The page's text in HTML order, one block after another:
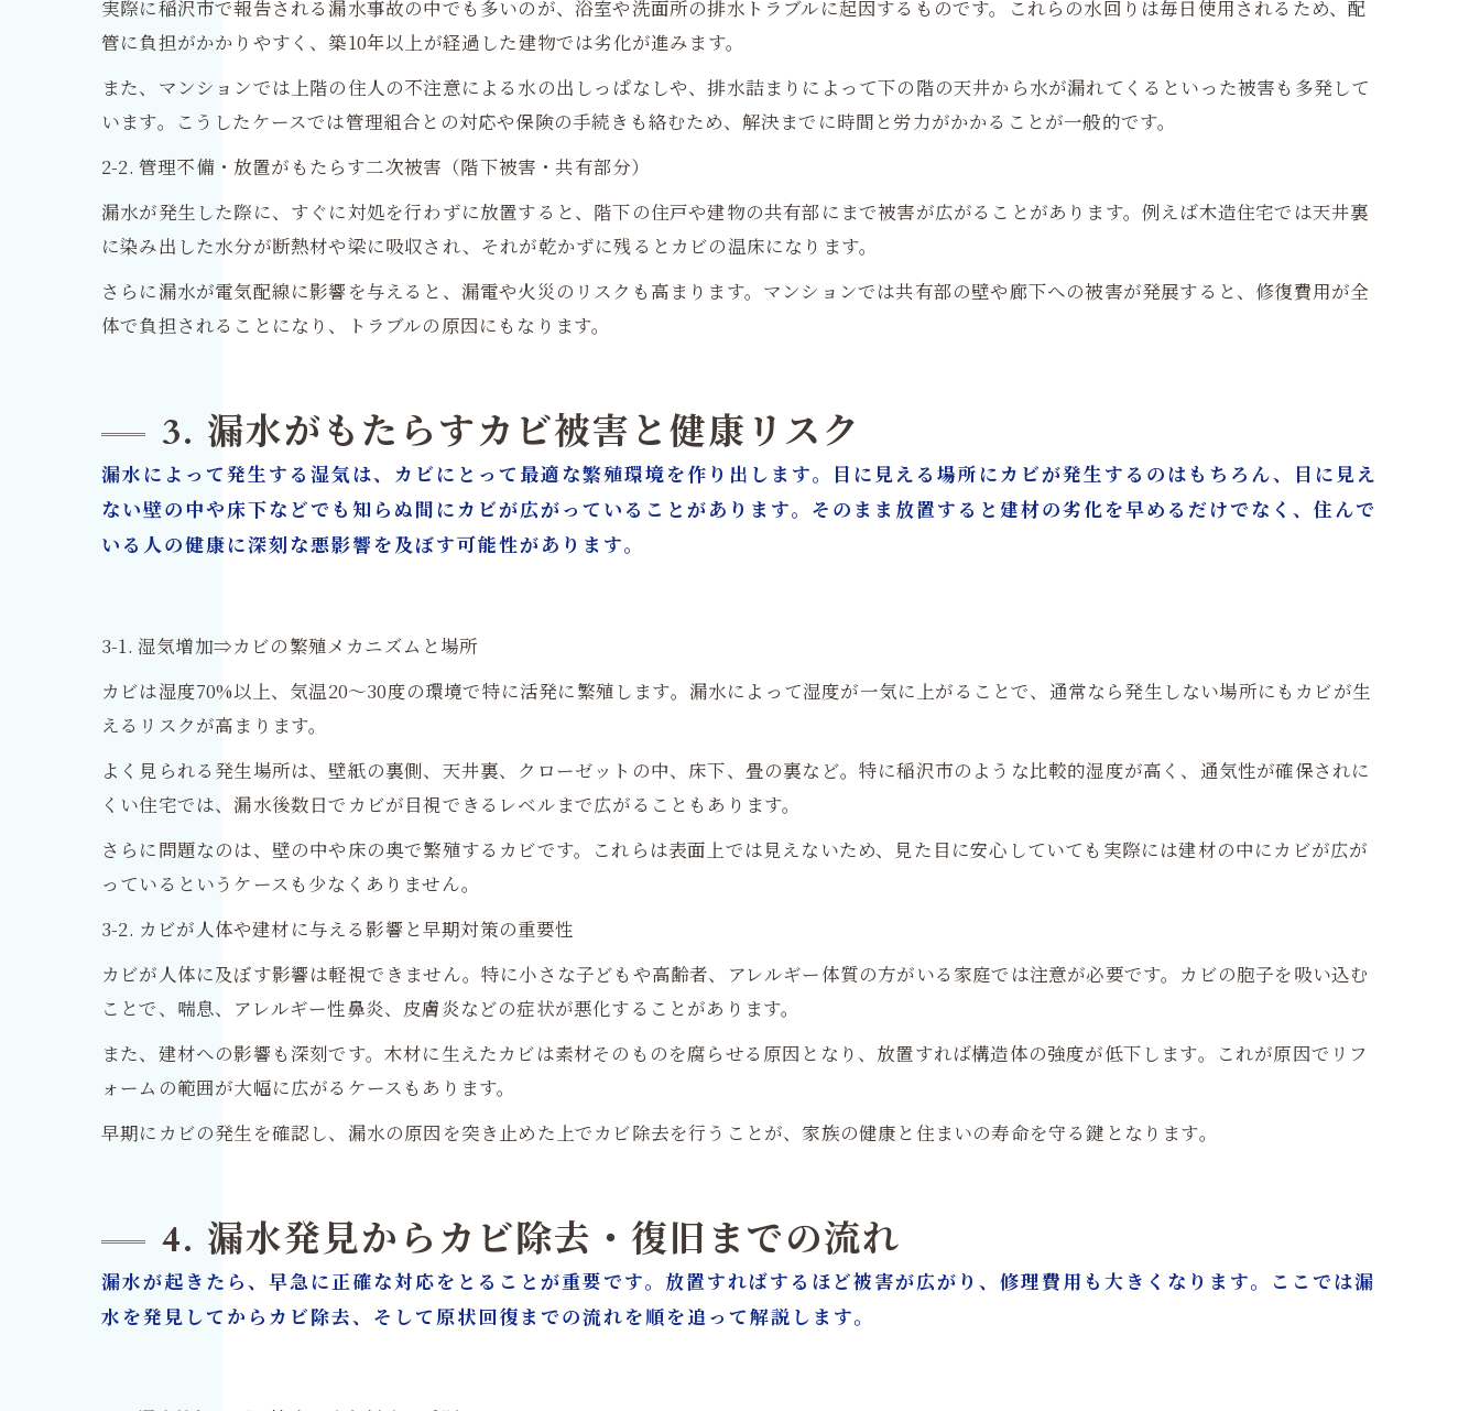
実際に稲沢市で報告される漏水事故の中でも多いのが、浴室や洗面所の排水トラブルに起因するものです。これらの水回りは毎日使用されるため、配
管に負担がかかりやすく、築10年以上が経過した建物では劣化が進みます。
また、マンションでは上階の住人の不注意による水の出しっぱなしや、排水詰まりによって下の階の天井から水が漏れてくるといった被害も多発して
います。こうしたケースでは管理組合との対応や保険の手続きも絡むため、解決までに時間と労力がかかることが一般的です。
2-2. 管理不備・放置がもたらす二次被害（階下被害・共有部分）
漏水が発生した際に、すぐに対処を行わずに放置すると、階下の住戸や建物の共有部にまで被害が広がることがあります。例えば木造住宅では天井裏
に染み出した水分が断熱材や梁に吸収され、それが乾かずに残るとカビの温床になります。
さらに漏水が電気配線に影響を与えると、漏電や火災のリスクも高まります。マンションでは共有部の壁や廊下への被害が発展すると、修復費用が全
体で負担されることになり、トラブルの原因にもなります。
3. 漏水がもたらすカビ被害と健康リスク
漏水によって発生する湿気は、カビにとって最適な繁殖環境を作り出します。目に見える場所にカビが発生するのはもちろん、目に見え
ない壁の中や床下などでも知らぬ間にカビが広がっていることがあります。そのまま放置すると建材の劣化を早めるだけでなく、住んで
いる人の健康に深刻な悪影響を及ぼす可能性があります。
3-1. 湿気増加⇒カビの繁殖メカニズムと場所
カビは湿度70%以上、気温20〜30度の環境で特に活発に繁殖します。漏水によって湿度が一気に上がることで、通常なら発生しない場所にもカビが生
えるリスクが高まります。
よく見られる発生場所は、壁紙の裏側、天井裏、クローゼットの中、床下、畳の裏など。特に稲沢市のような比較的湿度が高く、通気性が確保されに
くい住宅では、漏水後数日でカビが目視できるレベルまで広がることもあります。
さらに問題なのは、壁の中や床の奥で繁殖するカビです。これらは表面上では見えないため、見た目に安心していても実際には建材の中にカビが広が
っているというケースも少なくありません。
3-2. カビが人体や建材に与える影響と早期対策の重要性
カビが人体に及ぼす影響は軽視できません。特に小さな子どもや高齢者、アレルギー体質の方がいる家庭では注意が必要です。カビの胞子を吸い込む
ことで、喘息、アレルギー性鼻炎、皮膚炎などの症状が悪化することがあります。
また、建材への影響も深刻です。木材に生えたカビは素材そのものを腐らせる原因となり、放置すれば構造体の強度が低下します。これが原因でリフ
ォームの範囲が大幅に広がるケースもあります。
早期にカビの発生を確認し、漏水の原因を突き止めた上でカビ除去を行うことが、家族の健康と住まいの寿命を守る鍵となります。
4. 漏水発見からカビ除去・復旧までの流れ
漏水が起きたら、早急に正確な対応をとることが重要です。放置すればするほど被害が広がり、修理費用も大きくなります。ここでは漏
水を発見してからカビ除去、そして原状回復までの流れを順を追って解説します。